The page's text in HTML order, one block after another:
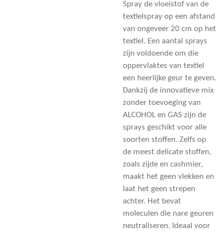
Spray de vloeistof van de
textielspray op een afstand
van ongeveer 20 cm op het
textiel. Een aantal sprays
zijn voldoende om die
oppervlaktes van textiel
een heerlijke geur te geven.
Dankzij de innovatieve mix
zonder toevoeging van
ALCOHOL en GAS zijn de
sprays geschikt voor alle
soorten stoffen. Zelfs op
de meest delicate stoffen,
zoals zijde en cashmier,
maakt het geen vlekken en
laat het geen strepen
achter. Het bevat
moleculen die nare geuren
neutraliseren. Ideaal voor